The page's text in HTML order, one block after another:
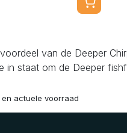
van de Deeper
in staat om de Deeper
actuele voorraad